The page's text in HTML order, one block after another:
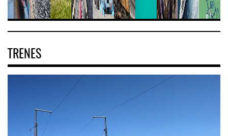
TRENES